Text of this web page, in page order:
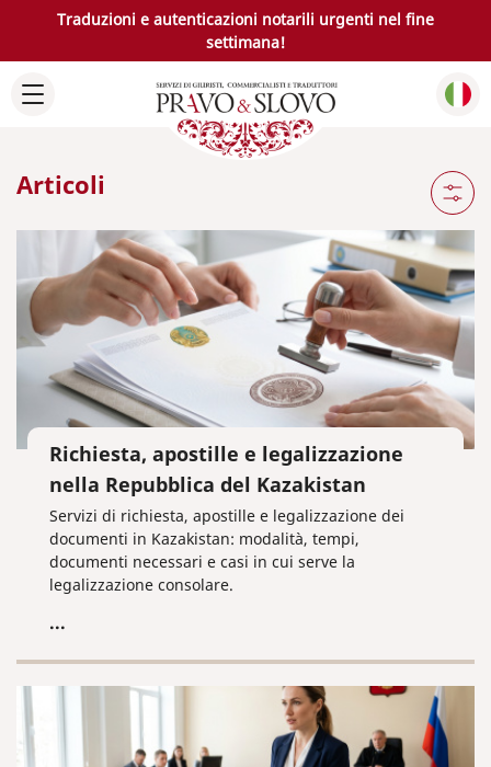
Traduzioni e autenticazioni notarili urgenti nel fine
settimana!
Articoli
Richiesta, apostille e legalizzazione
nella Repubblica del Kazakistan
Servizi di richiesta, apostille e legalizzazione dei
documenti in Kazakistan: modalità, tempi,
documenti necessari e casi in cui serve la
legalizzazione consolare.
...